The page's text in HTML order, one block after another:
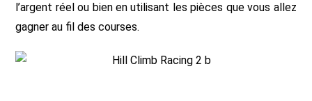
l’argent réel ou bien en utilisant les pièces que vous allez
gagner au fil des courses.